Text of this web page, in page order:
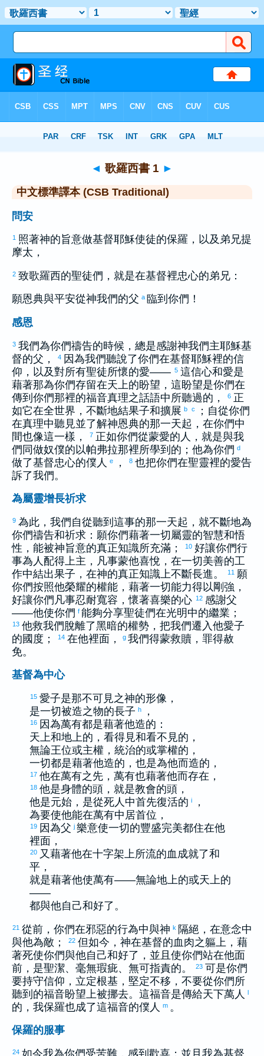
> 歌羅西書 1
◄ 歌羅西書 1 ►
中文標準譯本 (CSB Traditional)
問安
1 照著神的旨意做基督耶穌使徒的保羅 ，以及弟兄提
摩太 ，
2 致歌羅西的聖徒們，就是在基督裡忠心的弟兄：
願恩典與平安從神我們的父 a 臨到你們！
感恩
3 我們為你們禱告的時候，總是感謝神我們主耶穌基
督的父，
4 因為我們聽說了你們在基督耶穌裡的信
仰，以及對所有聖徒所懷的愛—— 5 這信心和愛是
藉著那為你們存留在天上的盼望，這盼望是你們在
傳到你們那裡的福音真理之話語中所聽過的，
6 正
如它在全世界，不斷地結果子和擴展 b c
；自從你們
在真理中聽見並了解神恩典的那一天起，在你們中
間也像這一樣，
7 正如你們從蒙愛的人，就是與我
們同做奴僕的 以帕弗拉那裡所學到的；他為你們 d
做了基督忠心的僕人 e ， 8 也把你們在聖靈裡的愛告
訴了我們。
為屬靈增長祈求
9 為此，我們自從聽到這事的那一天起，就不斷地為
你們禱告和祈求：願你們藉著一切屬靈的智慧和悟
性，能被神旨意的真正知識所充滿；
10 好讓你們行
事為人配得上主，凡事蒙他喜悅，在一切美善的工
作中結出果子，在神的真正知識上不斷長進。
11 願
你們按照他榮耀的權能，藉著一切能力得以剛強，
好讓你們凡事忍耐寬容，懷著喜樂的心 12 感謝父
——他使你們 f 能夠分享聖徒們在光明中的繼業；
13 他救我們脫離了黑暗的權勢，把我們遷入他愛子
的國度；
14 在他裡面， g 我們得蒙救贖，罪得赦
免。
基督為中心
15 愛子是那不可見之神的形像，
是一切被造之物的長子 h ，
16 因為萬有都是藉著他造的：
天上和地上的，看得見和看不見的，
無論王位或主權，統治的或掌權的，
一切都是藉著他造的，也是為他而造的，
17 他在萬有之先，萬有也藉著他而存在，
18 他是身體的頭，就是教會的頭，
他是元始，是從死人中首先復活的 i
，
為要使他能在萬有中居首位，
19 因為父 j 樂意使一切的豐盛完美都住在他
裡面，
20 又藉著他在十字架上所流的血成就了和
平，
就是藉著他使萬有——無論地上的或天上的
——
都與他自己和好了。
21 從前，你們在邪惡的行為中與神 k 隔絕，在意念中
與他為敵；
22 但如今，神在基督的血肉之軀上，藉
著死使你們與他自己和好了，並且使你們站在他面
前，是聖潔、毫無瑕疵、無可指責的。
23 可是你們
要持守信仰，立定根基，堅定不移，不要從你們所
聽到的福音盼望上被挪去。這福音是傳給天下萬人
l
的，我保羅也成了這福音的僕人 m 。
保羅的服事
24 如今我為你們受苦難，感到歡喜；並且我為基督